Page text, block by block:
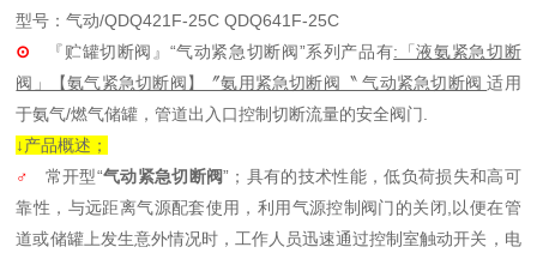
型号：气动/QDQ421F-25C QDQ641F-25C
⊙
『贮罐切断阀』“气动紧急切断阀”系列产品有:「液氨紧急切断
阀」【氨气紧急切断阀】〞氨用紧急切断阀〝 气动紧急切断阀适用
于氨气/燃气储罐，管道出入口控制切断流量的安全阀门.
↓产品概述；
♂
常开型“气动紧急切断阀”；具有的技术性能，低负荷损失和高可
靠性，与远距离气源配套使用，利用气源控制阀门的关闭,以便在管
道或储罐上发生意外情况时，工作人员迅速通过控制室触动开关，电